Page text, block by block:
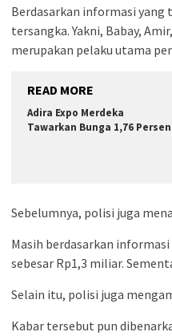
Berdasarkan informasi
tersangka. Yakni, Babay,
merupakan pelaku utama
READ MORE
Adira Expo Merdeka
Tawarkan Bunga 1,76 Persen
Sebelumnya, polisi juga
Masih berdasarkan
sebesar Rp1,3 miliar.
Selain itu, polisi juga
Kabar tersebut pun